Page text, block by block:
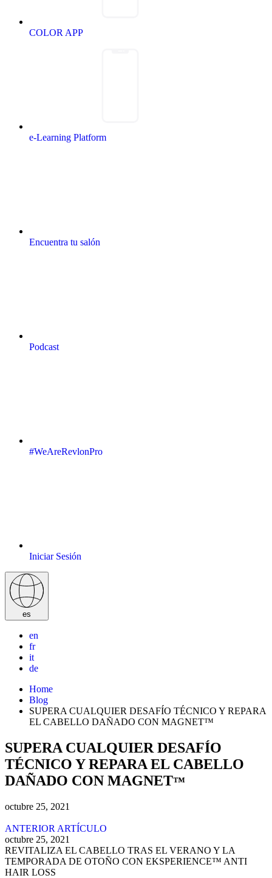
COLOR APP
e-Learning Platform
Encuentra tu salón
Podcast
#WeAreRevlonPro
Iniciar Sesión
es
en
fr
it
de
Home
Blog
SUPERA CUALQUIER DESAFÍO TÉCNICO Y REPARA
EL CABELLO DAÑADO CON MAGNET™
SUPERA CUALQUIER DESAFÍO
TÉCNICO Y REPARA EL CABELLO
DAÑADO CON MAGNET™
octubre 25, 2021
ANTERIOR ARTÍCULO
octubre 25, 2021
REVITALIZA EL CABELLO TRAS EL VERANO Y LA
TEMPORADA DE OTOÑO CON EKSPERIENCE™ ANTI
HAIR LOSS